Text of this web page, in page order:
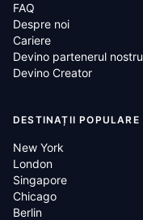
FAQ
Despre noi
Cariere
Devino partenerul nostru
Devino Creator
DESTINAȚII POPULARE
New York
London
Singapore
Chicago
Berlin